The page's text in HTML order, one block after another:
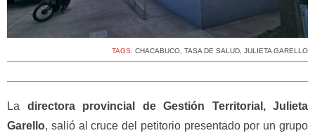
TAGS: CHACABUCO, TASA DE SALUD, JULIETA GARELLO
La directora provincial de Gestión Territorial, Julieta
Garello, salió al cruce del petitorio presentado por un grupo